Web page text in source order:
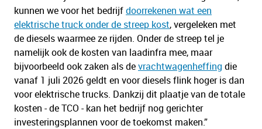
kunnen we voor het bedrijfdoorrekenen wat een
elektrische truck onder de streep kost, vergeleken met
de diesels waarmee ze rijden. Onder de streep tel je
namelijk ook de kosten van laadinfra mee, maar
bijvoorbeeld ook zaken als devrachtwagenheffing die
vanaf 1 juli 2026 geldt en voor diesels flink hoger is dan
voor elektrische trucks. Dankzij dit plaatje van de totale
kosten - de TCO - kan het bedrijf nog gerichter
investeringsplannen voor de toekomst maken.”